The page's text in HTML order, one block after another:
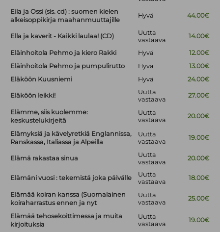
Eila ja Ossi (sis. cd) : suomen kielen
alkeisoppikirja maahanmuuttajille
Hyvä 44.00€
Ella ja kaverit - Kaikki laulaa! (CD)
Uutta
vastaava
14.00€
Eläinhoitola Pehmo ja kiero Rakki Hyvä
12.00€
Eläinhoitola Pehmo ja pumpulirutto
Hyvä
13.00€
Eläköön Kuusniemi
Hyvä 24.00€
Eläköön leikki!
Uutta
vastaava
27.00€
Elämme, siis kuolemme:
keskustelukirjeitä
Uutta
vastaava
20.00€
Elämyksiä ja kävelyretkiä Englannissa,
Ranskassa, Italiassa ja Alpeilla
Uutta
vastaava
19.00€
Elämä rakastaa sinua
Uutta
vastaava
20.00€
Elämäni vuosi : tekemistä joka päivälle
Uutta
vastaava
18.00€
Elämää koiran kanssa (Suomalainen
koiraharrastus ennen ja nyt
Uutta
vastaava
25.00€
Elämää tehosekoittimessa ja muita
kirjoituksia
Uutta
vastaava
19.00€